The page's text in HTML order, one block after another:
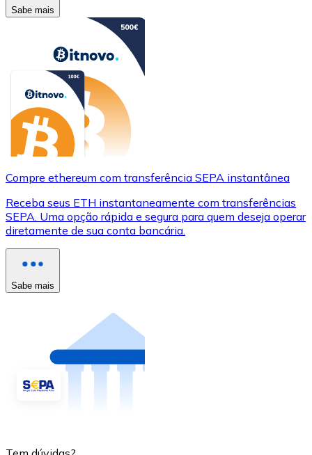
Sabe mais
Compre ethereum com transferência SEPA instantânea
Receba seus ETH instantaneamente com transferências
SEPA. Uma opção rápida e segura para quem deseja operar
diretamente de sua conta bancária.
Sabe mais